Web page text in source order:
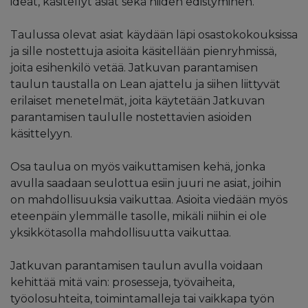
Taulussa olevat asiat käydään läpi osastokokouksissa
ja sille nostettuja asioita käsitellään pienryhmissä,
joita esihenkilö vetää. Jatkuvan parantamisen
taulun taustalla on Lean ajattelu ja siihen liittyvät
erilaiset menetelmät, joita käytetään Jatkuvan
parantamisen taululle nostettavien asioiden
käsittelyyn.
Osa taulua on myös vaikuttamisen kehä, jonka
avulla saadaan seulottua esiin juuri ne asiat, joihin
on mahdollisuuksia vaikuttaa. Asioita viedään myös
eteenpäin ylemmälle tasolle, mikäli niihin ei ole
yksikkötasolla mahdollisuutta vaikuttaa.
Jatkuvan parantamisen taulun avulla voidaan
kehittää mitä vain: prosesseja, työvaiheita,
työolosuhteita, toimintamalleja tai vaikkapa työn